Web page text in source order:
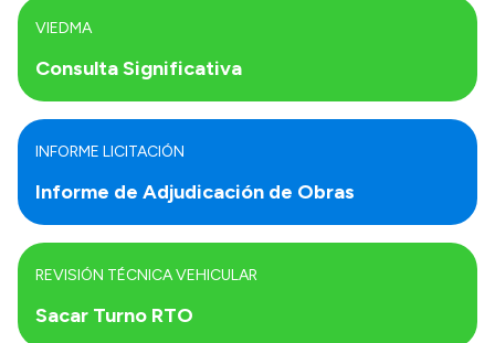
Consulta Significativa
VIEDMA
Informe de Adjudicación de Obras
INFORME LICITACIÓN
Sacar Turno RTO
REVISIÓN TÉCNICA VEHICULAR